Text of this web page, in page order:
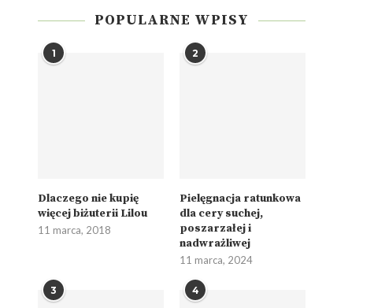
POPULARNE WPISY
1
Dlaczego nie kupię
więcej biżuterii Lilou
11 marca, 2018
2
Pielęgnacja ratunkowa
dla cery suchej,
poszarzałej i
nadwrażliwej
11 marca, 2024
3 4